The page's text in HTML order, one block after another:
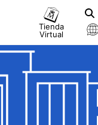
Tienda
Virtual